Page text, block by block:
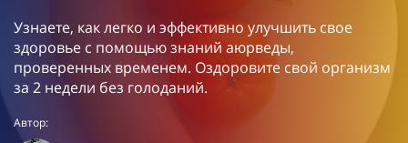
Узнаете, как легко и эффективно улучшить свое
здоровье с помощью знаний аюрведы,
проверенных временем. Оздоровите свой организм
за 2 недели без голоданий.
Автор: